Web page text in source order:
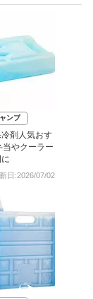
ンプ
剤人気おす
やクーラー
日:2026/07/02